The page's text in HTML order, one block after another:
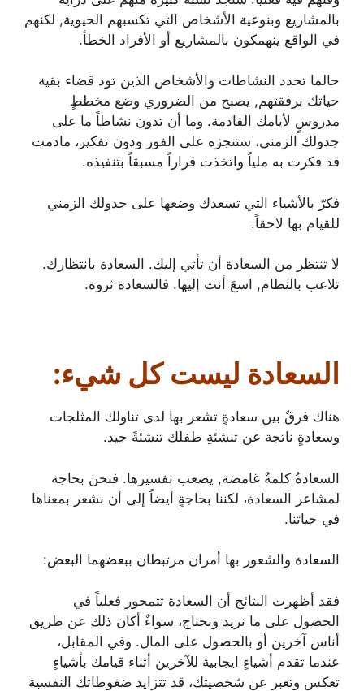
بالمشاريع وبنوعية الأشخاص التي تكسبهم الحيوية, لكنهم
في الواقع ينهمكون بالمشاريع أو الأفراد الخطأ.
حالما تحدد النشاطات والأشخاص الذين تود قضاء بقية
حياتك برفقتهم, يصبح من الضروري وضع مخططٍ
مدروسٍ لأيامك القادمة. وما أن تدون نشاطاً ما على
جدولك الزمني، ستنجزه على الفور ودون تفكير، مادمت
قد فكرت به ملياً واتخذت قراراً مسبقاً بتنفيذه.
فكرّ بالأشياء التي تسعدك وضعها على جدولك الزمني
للقيام بها لاحقاً.
لا تنتظر من السعادة أن تأتي إليك. السعادة بانتظارك.
تلاعب بالنظام, اسعَ أنت إليها. فالسعادة ثروة.
السعادة ليست كل شيء:
هناك فرقٌ بين سعادةٍ تشعر بها لدى تناولك المثلجات
وسعادةٍ ناتجة عن تنشئةِ طفلك تنشئةً جيد.
السعادةُ كلمةٌ غامضة, يصعب تفسيرها. فنحن بحاجة
لمشاعر السعادة، لكننا بحاجةٍ أيضاً إلى أن نشعر بمعناها
في حياتنا.
السعادة والشعور بها أمران مرتبطان ببعضهما البعض:
فقد أظهرت النتائج أن السعادة تتمحور فعلياً في
الحصول على ما نريد ونحتاج، سواءٌ أكان ذلك عن طريق
أناس آخرين أو بالحصول على المال. وفي المقابل،
عندما تقدم أشياءٍ ايجابية للآخرين أثناء قيامك بأشياءٍ
تعكس وتعبر عن شخصيتك، قد تتزايد ضغوطاتك النفسية